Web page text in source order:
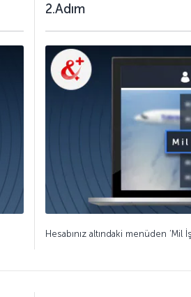
2.Adım
Hesabınız altındaki menüden ‘Mil